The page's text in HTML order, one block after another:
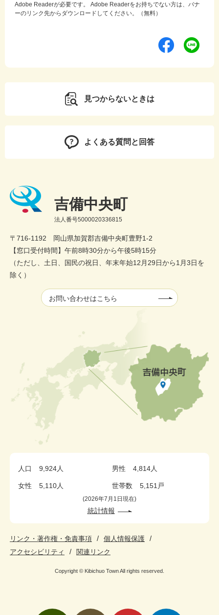
Adobe Readerが必要です。
Adobe Readerをお持ちでない方は、バナ
ーのリンク先からダウンロードしてください。（無料）
見つからないときは
よくある質問と回答
吉備中央町
法人番号5000020336815
〒716-1192 岡山県加賀郡吉備中央町豊野1-2
【窓口受付時間】午前8時30分から午後5時15分
（ただし、土日、国民の祝日、年末年始12月29日から1月3日を
除く）
お問い合わせはこちら
人口 9,924人 男性 4,814人
女性 5,110人 世帯数 5,151戸
2026年7月1日現在
統計情報
リンク・著作権・免責事項
個人情報保護
アクセシビリティ
関連リンク
Copyright © Kibichuo Town All rights reserved.